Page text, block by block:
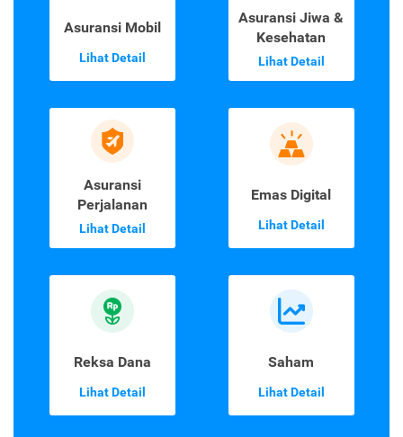
Asuransi Mobil
Lihat Detail
Asuransi Jiwa &
Kesehatan
Lihat Detail
Asuransi
Perjalanan
Lihat Detail
Emas Digital
Lihat Detail
Reksa Dana
Lihat Detail
Saham
Lihat Detail